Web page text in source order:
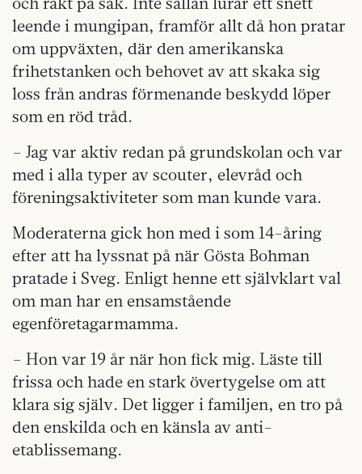
leende i mungipan, framför allt då hon pratar
om uppväxten, där den amerikanska
frihetstanken och behovet av att skaka sig
loss från andras förmenande beskydd löper
som en röd tråd.
– Jag var aktiv redan på grundskolan och var
med i alla typer av scouter, elevråd och
föreningsaktiviteter som man kunde vara.
Moderaterna gick hon med i som 14-åring
efter att ha lyssnat på när Gösta Bohman
pratade i Sveg. Enligt henne ett självklart val
om man har en ensamstående
egenföretagarmamma.
– Hon var 19 år när hon fick mig. Läste till
frissa och hade en stark övertygelse om att
klara sig själv. Det ligger i familjen, en tro på
den enskilda och en känsla av anti-
etablissemang.